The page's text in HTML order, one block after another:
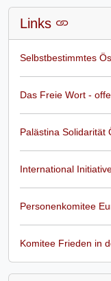
Links
Selbstbestimmtes
Das Freie Wort -
Palästina Solidarität
International
Personenkomitee
Komitee Frieden in